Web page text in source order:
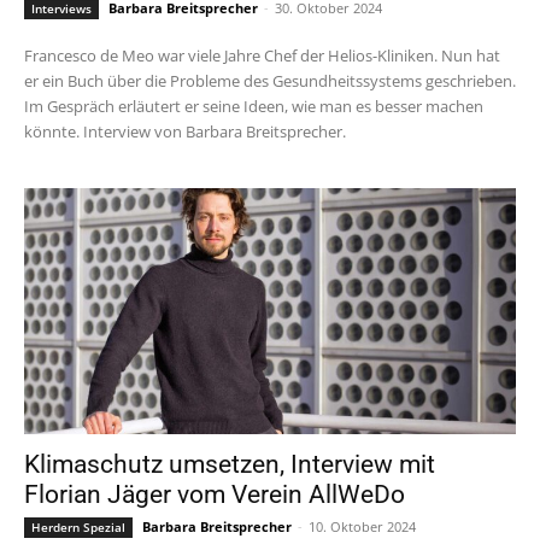
Interviews Barbara Breitsprecher - 30. Oktober 2024
Francesco de Meo war viele Jahre Chef der Helios-Kliniken. Nun hat
er ein Buch über die Probleme des Gesundheitssystems geschrieben.
Im Gespräch erläutert er seine Ideen, wie man es besser machen
könnte. Interview von Barbara Breitsprecher.
Klimaschutz umsetzen, Interview mit
Florian Jäger vom Verein AllWeDo
Herdern Spezial Barbara Breitsprecher - 10. Oktober 2024